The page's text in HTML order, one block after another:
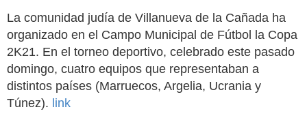
La comunidad judía de Villanueva de la Cañada ha
organizado en el Campo Municipal de Fútbol la Copa
2K21. En el torneo deportivo, celebrado este pasado
domingo, cuatro equipos que representaban a
distintos países (Marruecos, Argelia, Ucrania y
Túnez). link